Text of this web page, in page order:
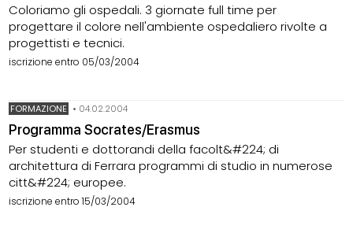
Coloriamo gli ospedali. 3 giornate full time per
progettare il colore nell'ambiente ospedaliero rivolte a
progettisti e tecnici.
iscrizione entro 05/03/2004
FORMAZIONE • 04.02.2004
Programma Socrates/Erasmus
Per studenti e dottorandi della facolt&#224; di
architettura di Ferrara programmi di studio in numerose
citt&#224; europee.
iscrizione entro 15/03/2004